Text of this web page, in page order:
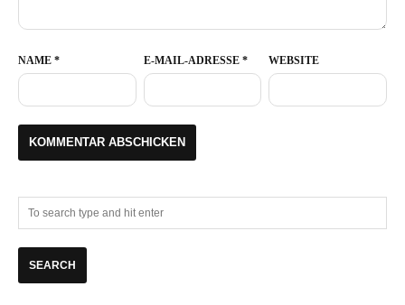
NAME * E-MAIL-ADRESSE * WEBSITE